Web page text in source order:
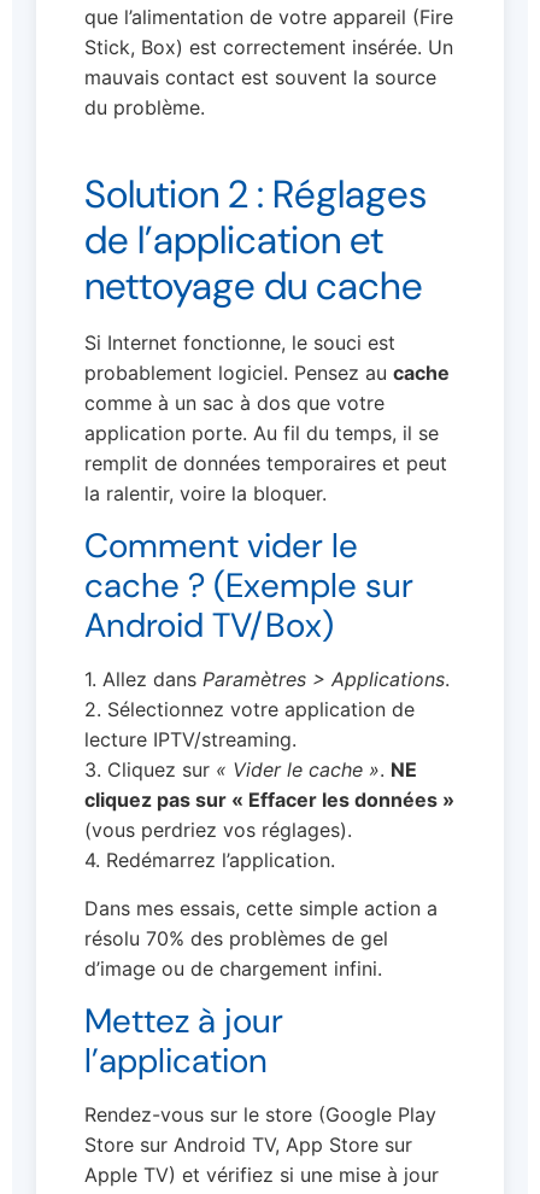
que l’alimentation de votre appareil (Fire
Stick, Box) est correctement insérée. Un
mauvais contact est souvent la source
du problème.
Solution 2 : Réglages
de l’application et
nettoyage du cache
Si Internet fonctionne, le souci est
probablement logiciel. Pensez au cache
comme à un sac à dos que votre
application porte. Au fil du temps, il se
remplit de données temporaires et peut
la ralentir, voire la bloquer.
Comment vider le
cache ? (Exemple sur
Android TV/Box)
1. Allez dans Paramètres > Applications.
2. Sélectionnez votre application de
lecture IPTV/streaming.
3. Cliquez sur « Vider le cache ». NE
cliquez pas sur « Effacer les données »
(vous perdriez vos réglages).
4. Redémarrez l’application.
Dans mes essais, cette simple action a
résolu 70% des problèmes de gel
d’image ou de chargement infini.
Mettez à jour
l’application
Rendez-vous sur le store (Google Play
Store sur Android TV, App Store sur
Apple TV) et vérifiez si une mise à jour